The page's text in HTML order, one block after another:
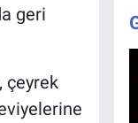
geri
çeyrek